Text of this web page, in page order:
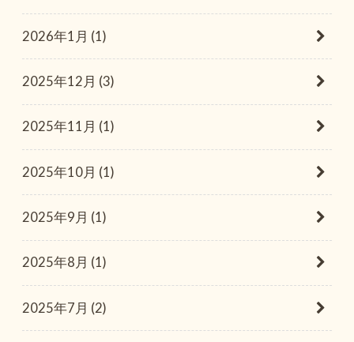
2026年1月 (1)
2025年12月 (3)
2025年11月 (1)
2025年10月 (1)
2025年9月 (1)
2025年8月 (1)
2025年7月 (2)